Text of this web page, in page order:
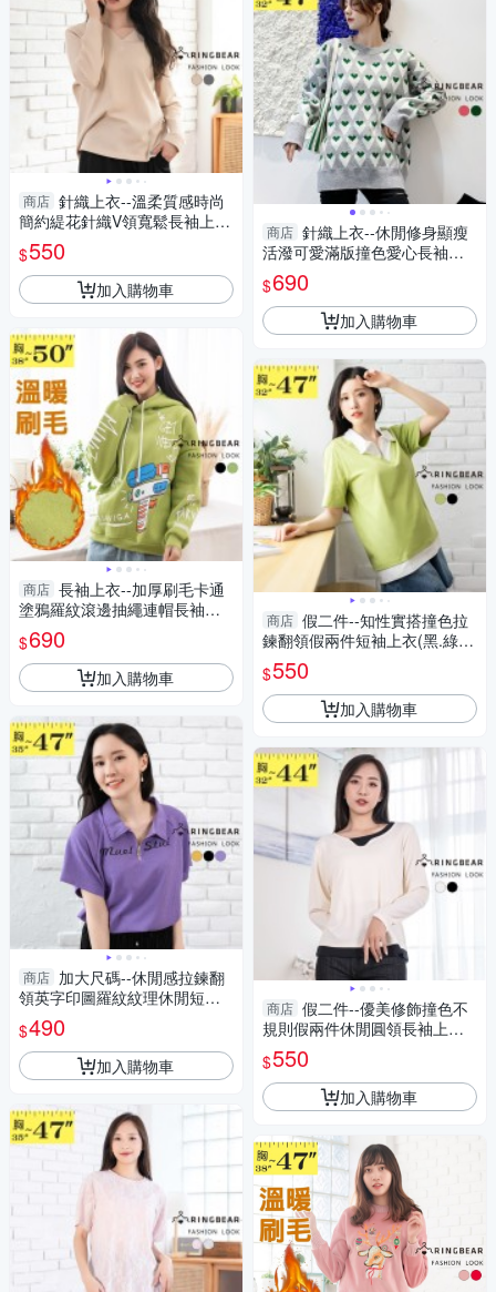
商店 針織上衣--溫柔質感時尚
簡約緹花針織V領寬鬆長袖上衣
(灰.卡其L-3L)-X678眼圈熊中大
尺碼
$550
加入購物車
商店 長袖上衣--加厚刷毛卡通
塗鴉羅紋滾邊抽繩連帽長袖帽T
(黑.綠XL-4L)-X420眼圈熊中大
尺碼
$690
加入購物車
商店 加大尺碼--休閒感拉鍊翻
領英字印圖羅紋紋理休閒短袖
上衣(黑.黃.紫L-3L)-U735眼圈
熊中大尺碼
$490
加入購物車
商店 針織上衣--休閒修身顯瘦
活潑可愛滿版撞色愛心長袖針
織毛衣(紅.綠M-3L)-X397眼圈
熊中大尺碼◎
$690
加入購物車
商店 假二件--知性實搭撞色拉
鍊翻領假兩件短袖上衣(黑.綠M-
3L)-U754眼圈熊中大尺碼
$550
加入購物車
商店 假二件--優美修飾撞色不
規則假兩件休閒圓領長袖上衣
(黑.米M-2L)-X526眼圈熊中大
尺碼
$550
加入購物車